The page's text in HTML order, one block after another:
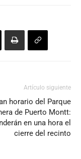
Artículo siguiente
horario del Parque
de Puerto Montt:
en una hora el
cierre del recinto